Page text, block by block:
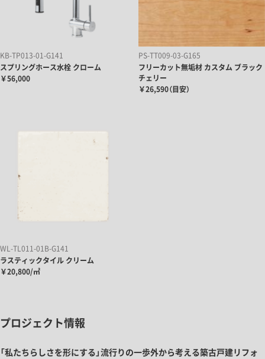
KB-TP013-01-G141
スプリングホース水栓 クローム
￥56,000
PS-TT009-03-G165
フリーカット無垢材 カスタム ブラック
チェリー
￥26,590（目安）
WL-TL011-01B-G141
ラスティックタイル クリーム
￥20,800/㎡
プロジェクト情報
「私たちらしさを形にする」流行りの一歩外から考える築古戸建リフォ